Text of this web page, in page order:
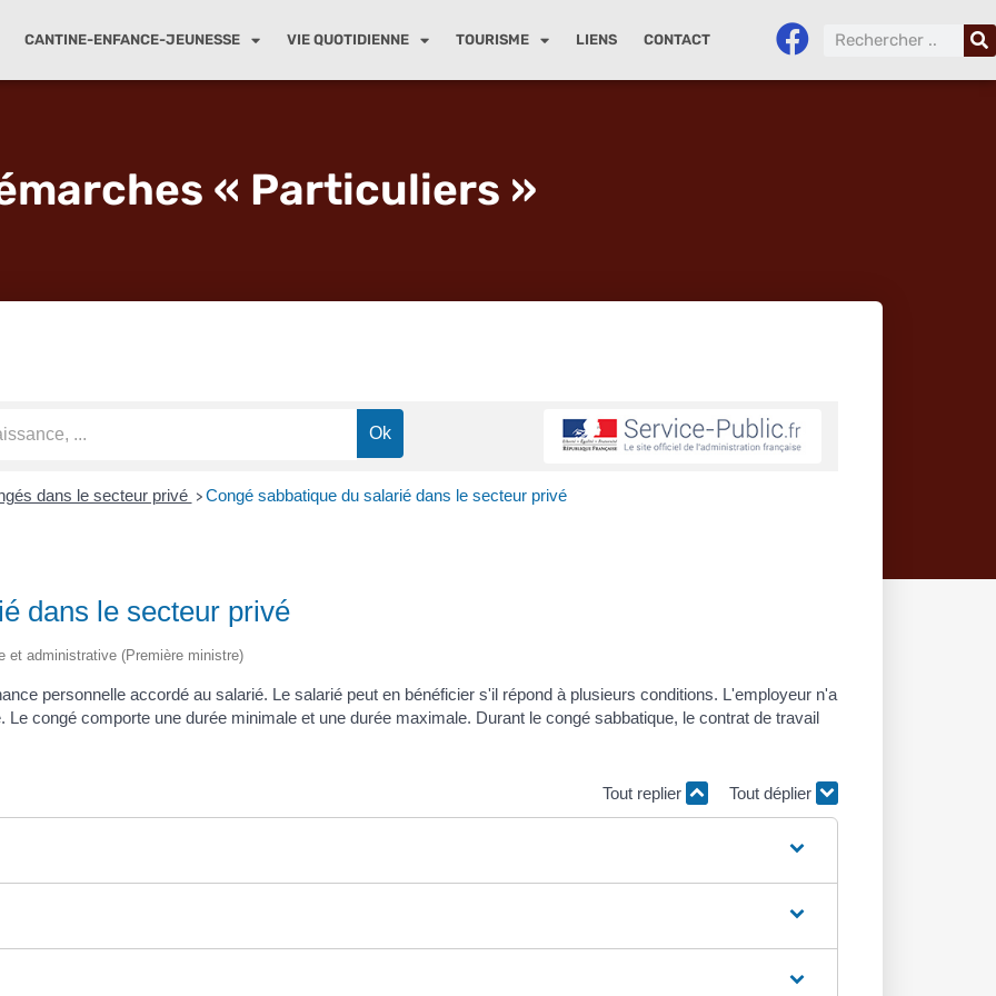
CANTINE-ENFANCE-JEUNESSE VIE QUOTIDIENNE TOURISME LIENS CONTACT
« Particuliers »
dans le secteur privé > Congé sabbatique du salarié dans le secteur privé
dans le secteur privé
et administrative (Première ministre)
personnelle accordé au salarié. Le salarié peut en bénéficier s'il répond à plusieurs conditions. L'employeur n'a
congé comporte une durée minimale et une durée maximale. Durant le congé sabbatique, le contrat de travail
Tout replier Tout déplier